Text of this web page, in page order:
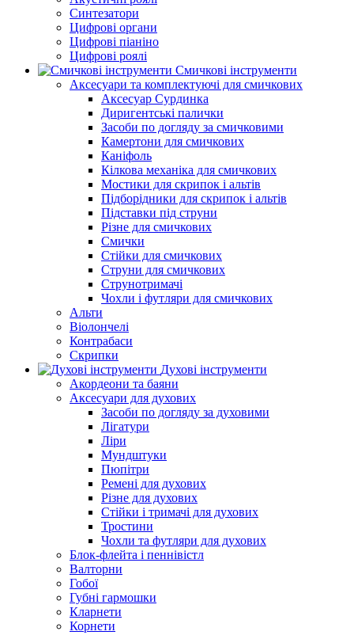
Синтезатори
Цифрові органи
Цифрові піаніно
Цифрові роялі
Смичкові інструменти
Аксесуари та комплектуючі для смичкових
Аксесуар Сурдинка
Диригентські палички
Засоби по догляду за смичковими
Камертони для смичкових
Каніфоль
Кілкова механіка для смичкових
Мостики для скрипок і альтів
Підборiдники для скрипок і альтів
Підставки під струни
Різне для смичкових
Смички
Стійки для смичкових
Струни для смичкових
Струнотримачі
Чохли і футляри для смичкових
Альти
Віолончелі
Контрабаси
Скрипки
Духові інструменти
Акордеони та баяни
Аксесуари для духових
Засоби по догляду за духовими
Лігатури
Ліри
Мундштуки
Пюпітри
Ремені для духових
Різне для духових
Стійки і тримачі для духових
Тростини
Чохли та футляри для духових
Блок-флейта і пеннівістл
Валторни
Гобої
Губні гармошки
Кларнети
Корнети